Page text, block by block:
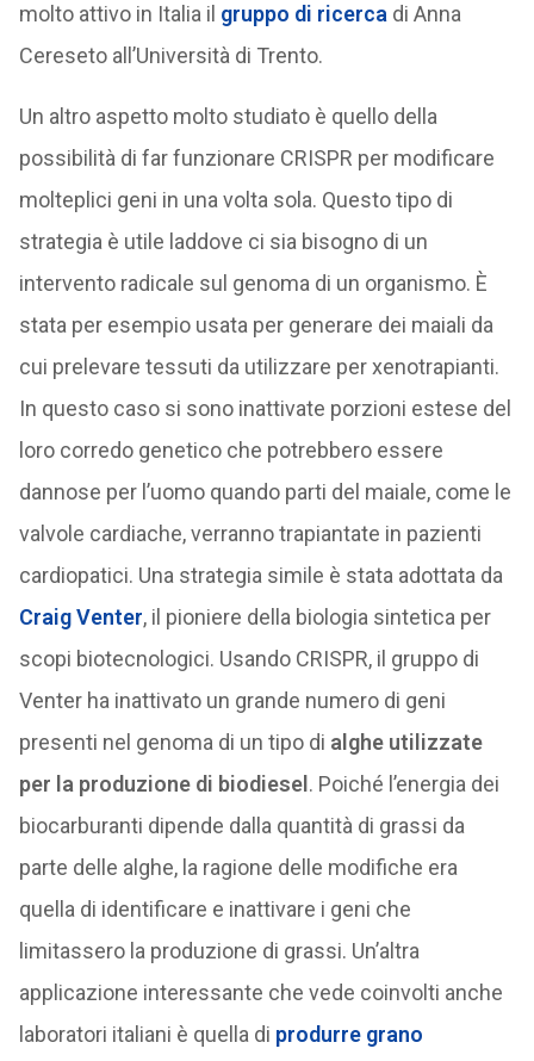
molto attivo in Italia il gruppo di ricerca di Anna
Cereseto all’Università di Trento.
Un altro aspetto molto studiato è quello della
possibilità di far funzionare CRISPR per modificare
molteplici geni in una volta sola. Questo tipo di
strategia è utile laddove ci sia bisogno di un
intervento radicale sul genoma di un organismo. È
stata per esempio usata per generare dei maiali da
cui prelevare tessuti da utilizzare per xenotrapianti.
In questo caso si sono inattivate porzioni estese del
loro corredo genetico che potrebbero essere
dannose per l’uomo quando parti del maiale, come le
valvole cardiache, verranno trapiantate in pazienti
cardiopatici. Una strategia simile è stata adottata da
Craig Venter, il pioniere della biologia sintetica per
scopi biotecnologici. Usando CRISPR, il gruppo di
Venter ha inattivato un grande numero di geni
presenti nel genoma di un tipo di alghe utilizzate
per la produzione di biodiesel. Poiché l’energia dei
biocarburanti dipende dalla quantità di grassi da
parte delle alghe, la ragione delle modifiche era
quella di identificare e inattivare i geni che
limitassero la produzione di grassi. Un’altra
applicazione interessante che vede coinvolti anche
laboratori italiani è quella di produrre grano